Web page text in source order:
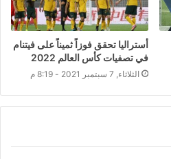
أستراليا تحقق فوزاً ثميناً على فيتنام
في تصفيات كأس العالم 2022
الثلاثاء, 7 سبتمبر 2021 - 8:19 م